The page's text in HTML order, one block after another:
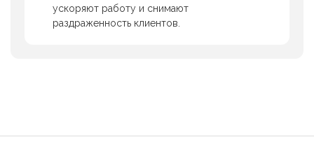
ускоряют работу и снимают
раздраженность клиентов.